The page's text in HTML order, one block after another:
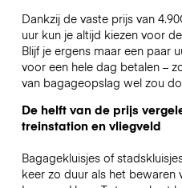
Dankzij de vaste prijs van
uur kun je altijd kiezen voor
Blijf je ergens maar een paar
voor een hele dag betalen –
van bagageopslag wel zou
De helft van de prijs
treinstation en vliegveld
Bagagekluisjes of
keer zo duur als het bewaren